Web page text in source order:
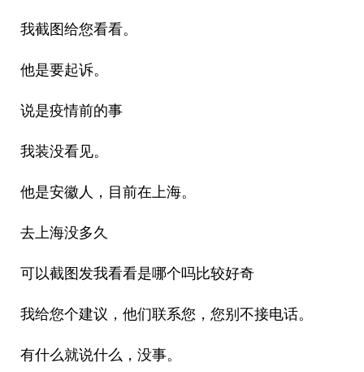
我截图给您看看。
他是要起诉。
说是疫情前的事
我装没看见。
他是安徽人，目前在上海。
去上海没多久
可以截图发我看看是哪个吗比较好奇
我给您个建议，他们联系您，您别不接电话。
有什么就说什么，没事。